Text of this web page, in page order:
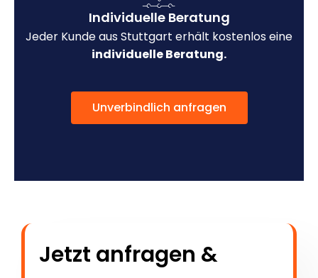
Individuelle Beratung
Jeder Kunde aus Stuttgart erhält kostenlos eine
individuelle Beratung.
Unverbindlich anfragen
Jetzt anfragen &